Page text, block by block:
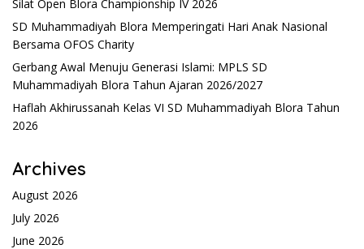
Silat Open Blora Championship IV 2026
SD Muhammadiyah Blora Memperingati Hari Anak Nasional
Bersama OFOS Charity
Gerbang Awal Menuju Generasi Islami: MPLS SD
Muhammadiyah Blora Tahun Ajaran 2026/2027
Haflah Akhirussanah Kelas VI SD Muhammadiyah Blora Tahun
2026
Archives
August 2026
July 2026
June 2026